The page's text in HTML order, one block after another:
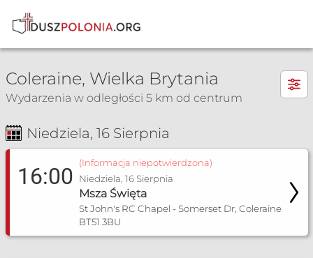
×
Msza Św. i nabożeństwa
Coleraine, Wielka Brytania
Wydarzenia w odległości 5 km od centrum
Niedziela, 16 Sierpnia
16:00
(Informacja niepotwierdzona)
Niedziela, 16 Sierpnia
Msza Święta
St John's RC Chapel - Somerset Dr, Coleraine
BT51 3BU